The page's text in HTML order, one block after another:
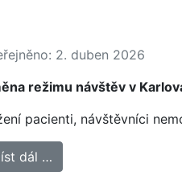
2. duben 2026
režimu návštěv v
pacienti, návštěvníci
dál …